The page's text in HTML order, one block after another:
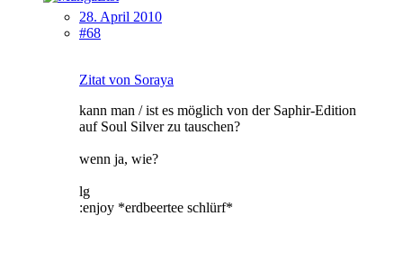
28. April 2010
#68
Zitat von Soraya
kann man / ist es möglich von der Saphir-Edition
auf Soul Silver zu tauschen?
wenn ja, wie?
lg
:enjoy *erdbeertee schlürf*